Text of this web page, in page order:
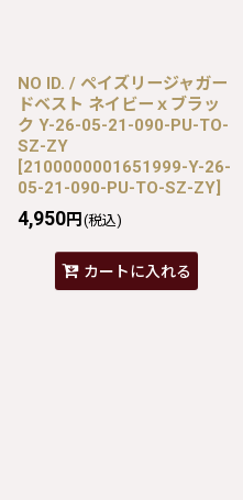
NO ID. / ペイズリージャガー
ドベスト ネイビーｘブラッ
ク Y-26-05-21-090-PU-TO-
SZ-ZY
[2100000001651999-Y-26-
05-21-090-PU-TO-SZ-ZY]
4,950円 (税込)
カートに入れる